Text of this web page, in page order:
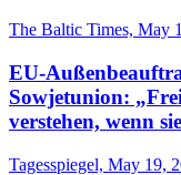
The Baltic Times, May
EU-
Sowjetunion:
verstehen, wenn
Tagesspiegel, May 19,